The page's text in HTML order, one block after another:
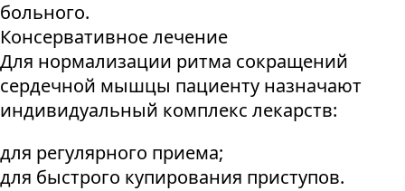
больного.
Консервативное лечение
Для нормализации ритма сокращений
сердечной мышцы пациенту назначают
индивидуальный комплекс лекарств:
для регулярного приема;
для быстрого купирования приступов.